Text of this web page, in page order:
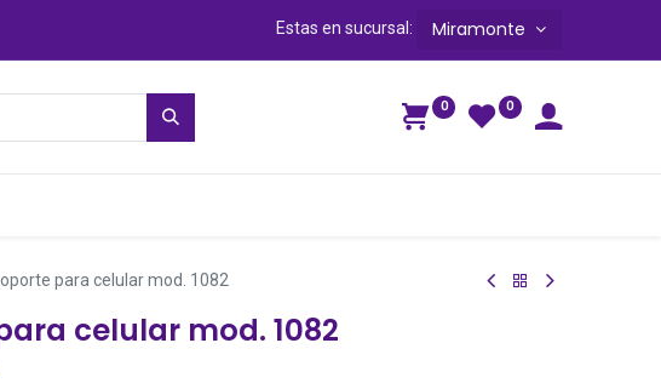
Estas en sucursal: Miramonte
0 0
para celular mod. 1082
celular mod. 1082